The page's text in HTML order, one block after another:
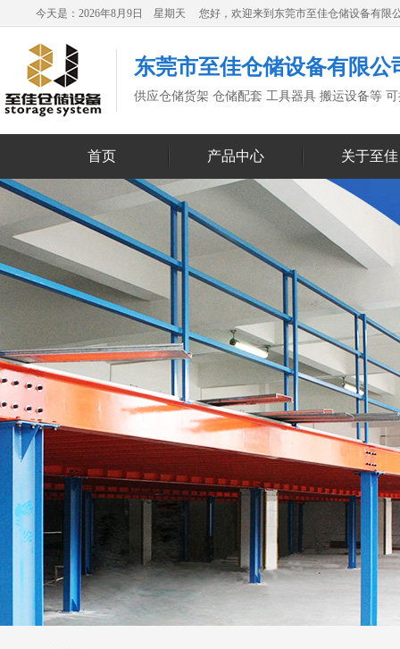
今天是：2026年8月9日 星期天 您好，欢迎来到东莞市至佳仓储设备有限
东莞市至佳仓储设备有限公
供应仓储货架 仓储配套 工具器具 搬运设备等
首页 产品中心 关于至佳